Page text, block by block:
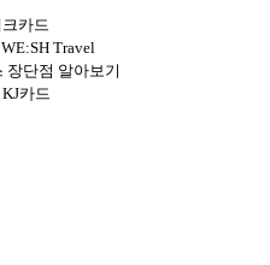
카드
Travel
장단점 알아보기
카드